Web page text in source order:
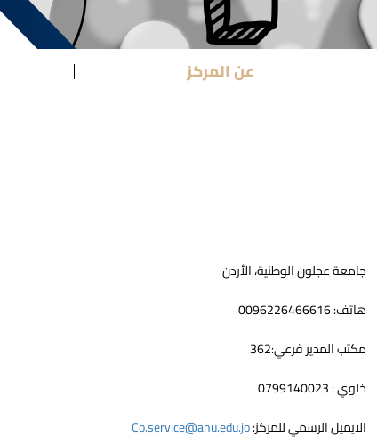
عن المركز
جامعة عجلون الوطنية، الأردن
هاتف: 0096226466616
مكتب المدير فرعي:362
خلوي : 0799140023
الايميل الرسمي للمركز:Co.service@anu.edu.jo